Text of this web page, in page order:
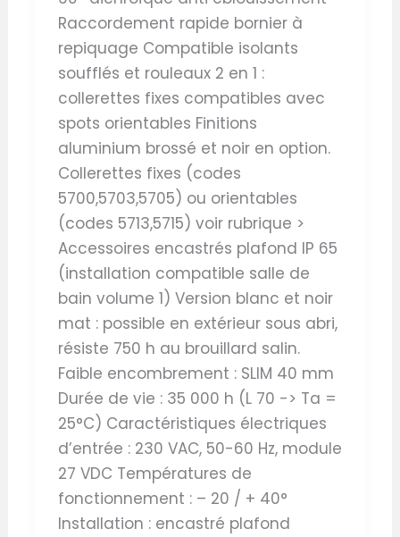
Raccordement rapide bornier à
repiquage Compatible isolants
soufflés et rouleaux 2 en 1 :
collerettes fixes compatibles avec
spots orientables Finitions
aluminium brossé et noir en option.
Collerettes fixes (codes
5700,5703,5705) ou orientables
(codes 5713,5715) voir rubrique >
Accessoires encastrés plafond IP 65
(installation compatible salle de
bain volume 1) Version blanc et noir
mat : possible en extérieur sous abri,
résiste 750 h au brouillard salin.
Faible encombrement : SLIM 40 mm
Durée de vie : 35 000 h (L 70 -> Ta =
25°C) Caractéristiques électriques
d’entrée : 230 VAC, 50-60 Hz, module
27 VDC Températures de
fonctionnement : – 20 / + 40°
Installation : encastré plafond